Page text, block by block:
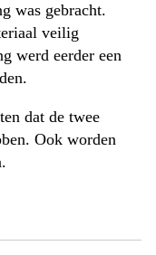
was gebracht.
veilig
werd eerder een
dat de twee
Ook worden